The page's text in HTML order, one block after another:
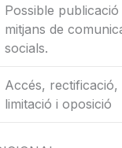
Possible publicació
mitjans de
socials.
Accés, rectificació,
limitació i oposició